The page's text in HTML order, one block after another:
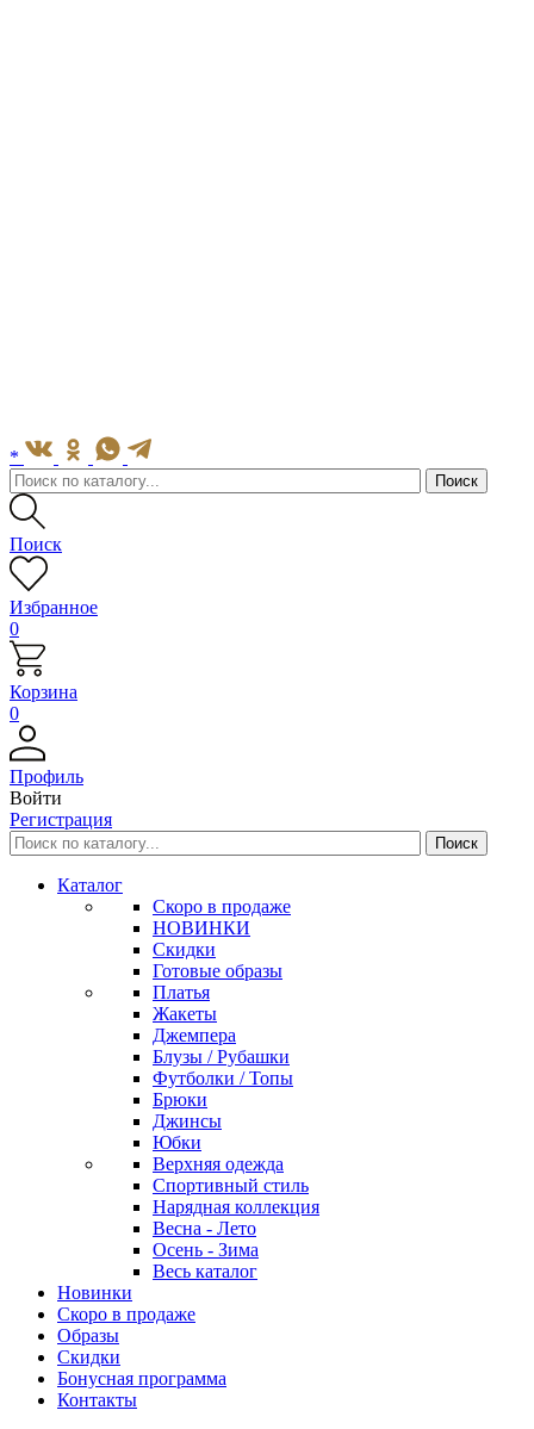
*
Поиск
Избранное
0
Корзина
0
Профиль
Войти
Регистрация
Каталог
Скоро в продаже
НОВИНКИ
Скидки
Готовые образы
Платья
Жакеты
Джемпера
Блузы / Рубашки
Футболки / Топы
Брюки
Джинсы
Юбки
Верхняя одежда
Спортивный стиль
Нарядная коллекция
Весна - Лето
Осень - Зима
Весь каталог
Новинки
Скоро в продаже
Образы
Скидки
Бонусная программа
Контакты